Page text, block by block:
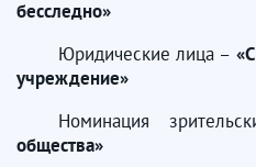
бесследно»
Юридические лица –
учреждение»
Номинация
общества»